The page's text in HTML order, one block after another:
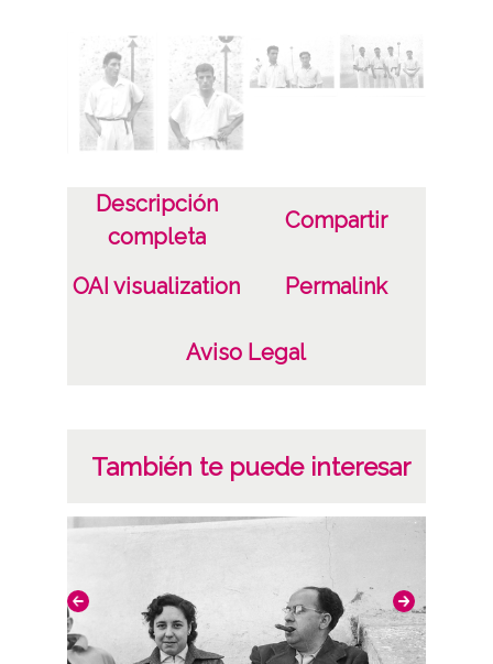
19531231
1953, enero, 1 a 1953, diciembre, 31
Notas
/*|*/
Signatura anterior: Caja 296, rollo 128
CC BY-NC-SA 4.0
Descripción
completa
Compartir
OAI visualization Permalink
Aviso Legal
También te puede interesar